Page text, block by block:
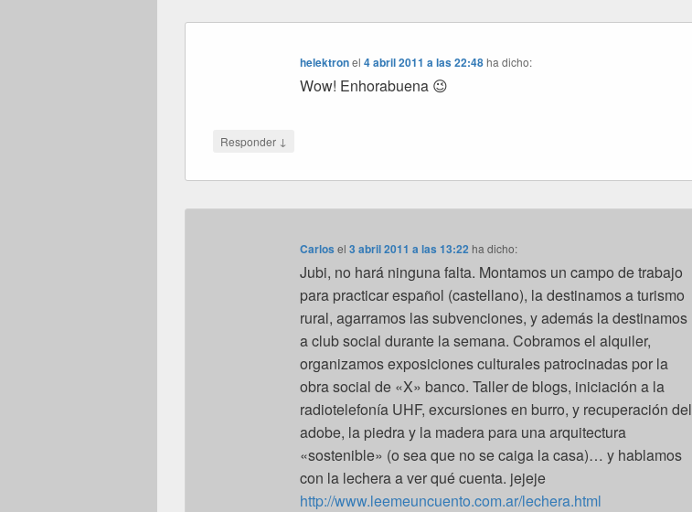
helektronel4 abril 2011 a las 22:48ha dicho:
Wow! Enhorabuena 😉
Responder ↓
Carlos el3 abril 2011 a las 13:22 ha dicho:
Jubi, no hará ninguna falta. Montamos un campo de trabajo
para practicar español (castellano), la destinamos a turismo
rural, agarramos las subvenciones, y además la destinamos
a club social durante la semana. Cobramos el alquiler,
organizamos exposiciones culturales patrocinadas por la
obra social de «X» banco. Taller de blogs, iniciación a la
radiotelefonía UHF, excursiones en burro, y recuperación del
adobe, la piedra y la madera para una arquitectura
«sostenible» (o sea que no se caiga la casa)… y hablamos
con la lechera a ver qué cuenta. jejeje
http://www.leemeuncuento.com.ar/lechera.html